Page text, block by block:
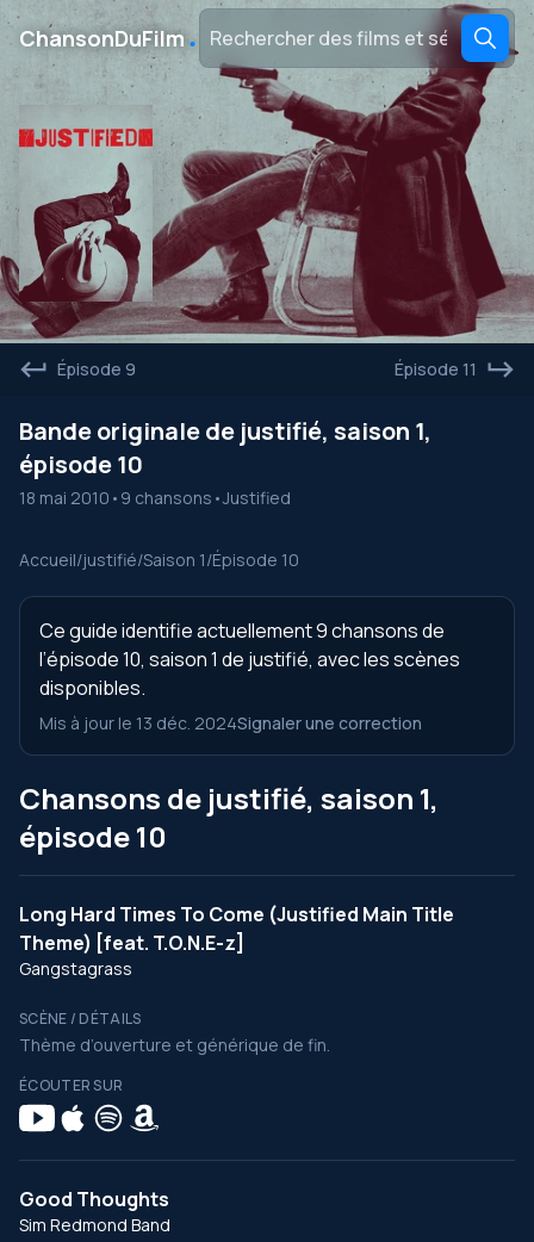
ChansonDuFilm․
Épisode 9 Épisode 11
Bande originale de justifié, saison 1,
épisode 10
18 mai 2010 • 9 chansons •Justified
Accueil/justifié/Saison 1/Épisode 10
Ce guide identifie actuellement 9 chansons de
l’épisode 10, saison 1 de justifié, avec les scènes
disponibles.
Mis à jour le 13 déc. 2024Signaler une correction
Chansons de justifié, saison 1,
épisode 10
Long Hard Times To Come (Justified Main Title
Theme) [feat. T.O.N.E-z]
Gangstagrass
SCÈNE / DÉTAILS
Thème d’ouverture et générique de fin.
ÉCOUTER SUR
Good Thoughts
Sim Redmond Band